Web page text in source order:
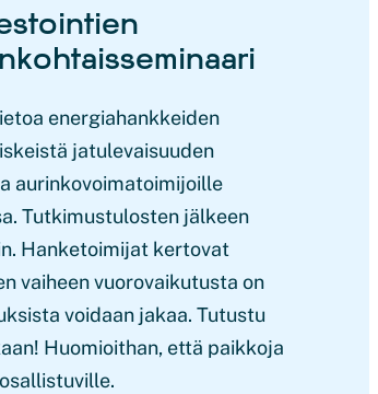
energiahankkeiden
jatulevaisuuden
aurinkovoimatoimijoille
Tutkimustulosten jälkeen
Hanketoimijat kertovat
vaiheen vuorovaikutusta on
voidaan jakaa. Tutustu
Huomioithan, että paikkoja